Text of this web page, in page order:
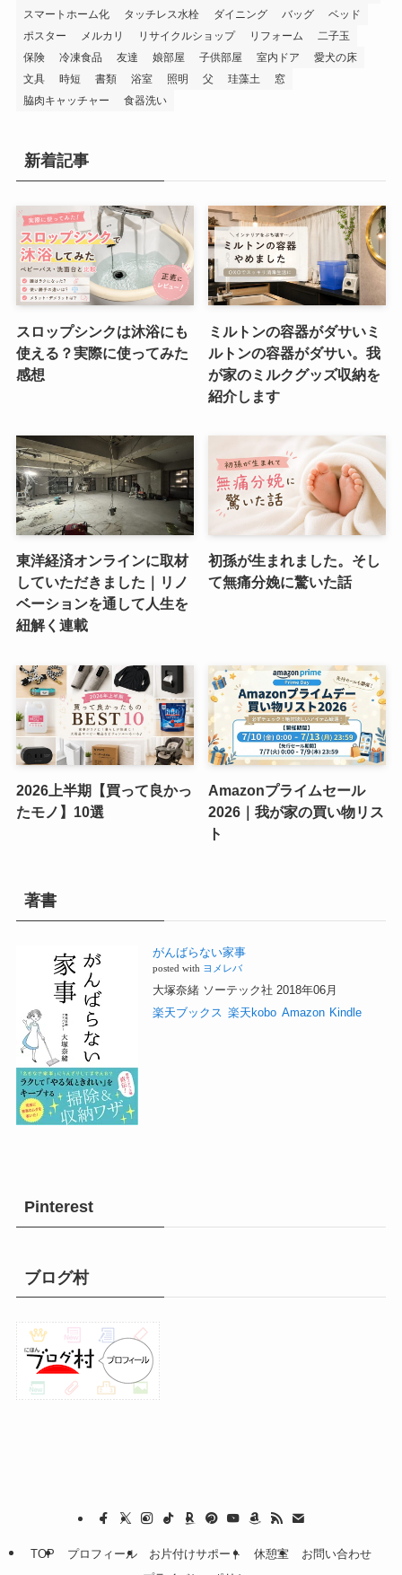
スマートホーム化
タッチレス水栓 ダイニング バッグ
ベッド
ポスター
メルカリ リサイクルショップ リフォーム
二子玉
保険
冷凍食品 友達 娘部屋 子供部屋 室内ドア
愛犬の床
文具
時短 書類 浴室 照明 父 珪藻土
窓
脇肉キャッチャー
食器洗い
新着記事
スロップシンクは沐浴にも
使える？実際に使ってみた
感想
ミルトンの容器がダサいミ
ルトンの容器がダサい。我
が家のミルクグッズ収納を
紹介します
東洋経済オンラインに取材
していただきました｜リノ
ベーションを通して人生を
紐解く連載
初孫が生まれました。そし
て無痛分娩に驚いた話
2026上半期【買って良かっ
たモノ】10選
Amazonプライムセール
2026｜我が家の買い物リス
ト
著書
がんばらない家事
posted with ヨメレバ
大塚奈緒 ソーテック社 2018年06月
楽天ブックス 楽天kobo Amazon Kindle
Pinterest
ブログ村
TOP プロフィール お片付けサポート 休憩室
お問い合わせ